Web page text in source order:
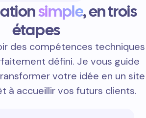
simple, en trois
étapes
des compétences techniques
défini. Je vous guide
votre idée en un site
à accueillir vos futurs clients.